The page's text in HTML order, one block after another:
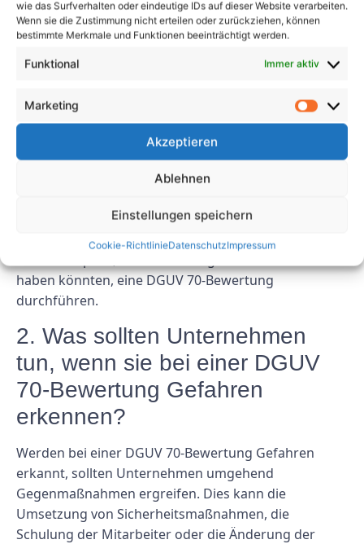
wie das Surfverhalten oder eindeutige IDs auf dieser Website verarbeiten.
Wenn sie die Zustimmung nicht erteilen oder zurückziehen, können
bestimmte Merkmale und Funktionen beeinträchtigt werden.
Funktional Immer aktiv
Marketing
Akzeptieren
Ablehnen
Einstellungen speichern
Cookie-RichtlinieDatenschutzImpressum
nicht nur gesetzlich vorgeschrieben, sondern auch
eine kluge unternehmerische Entscheidung, die zu
1. Wie oft sollten Unternehmen
DGUV 70-Bewertungen
Es wird empfohlen, dass Unternehmen mindestens
einmal im Jahr oder bei wesentlichen Veränderungen
haben könnten, eine DGUV 70-Bewertung
durchführen.
2. Was sollten Unternehmen
tun, wenn sie bei einer DGUV
70-Bewertung Gefahren
erkennen?
Werden bei einer DGUV 70-Bewertung Gefahren
erkannt, sollten Unternehmen umgehend
Gegenmaßnahmen ergreifen. Dies kann die
Umsetzung von Sicherheitsmaßnahmen, die
Schulung der Mitarbeiter oder die Änderung der